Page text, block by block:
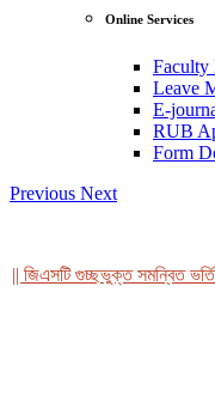
Online Services
Faculty
Leave
E-
RUB
Form
Previous Next
গুচ্ছভুক্ত সমন্বিত ভর্তি